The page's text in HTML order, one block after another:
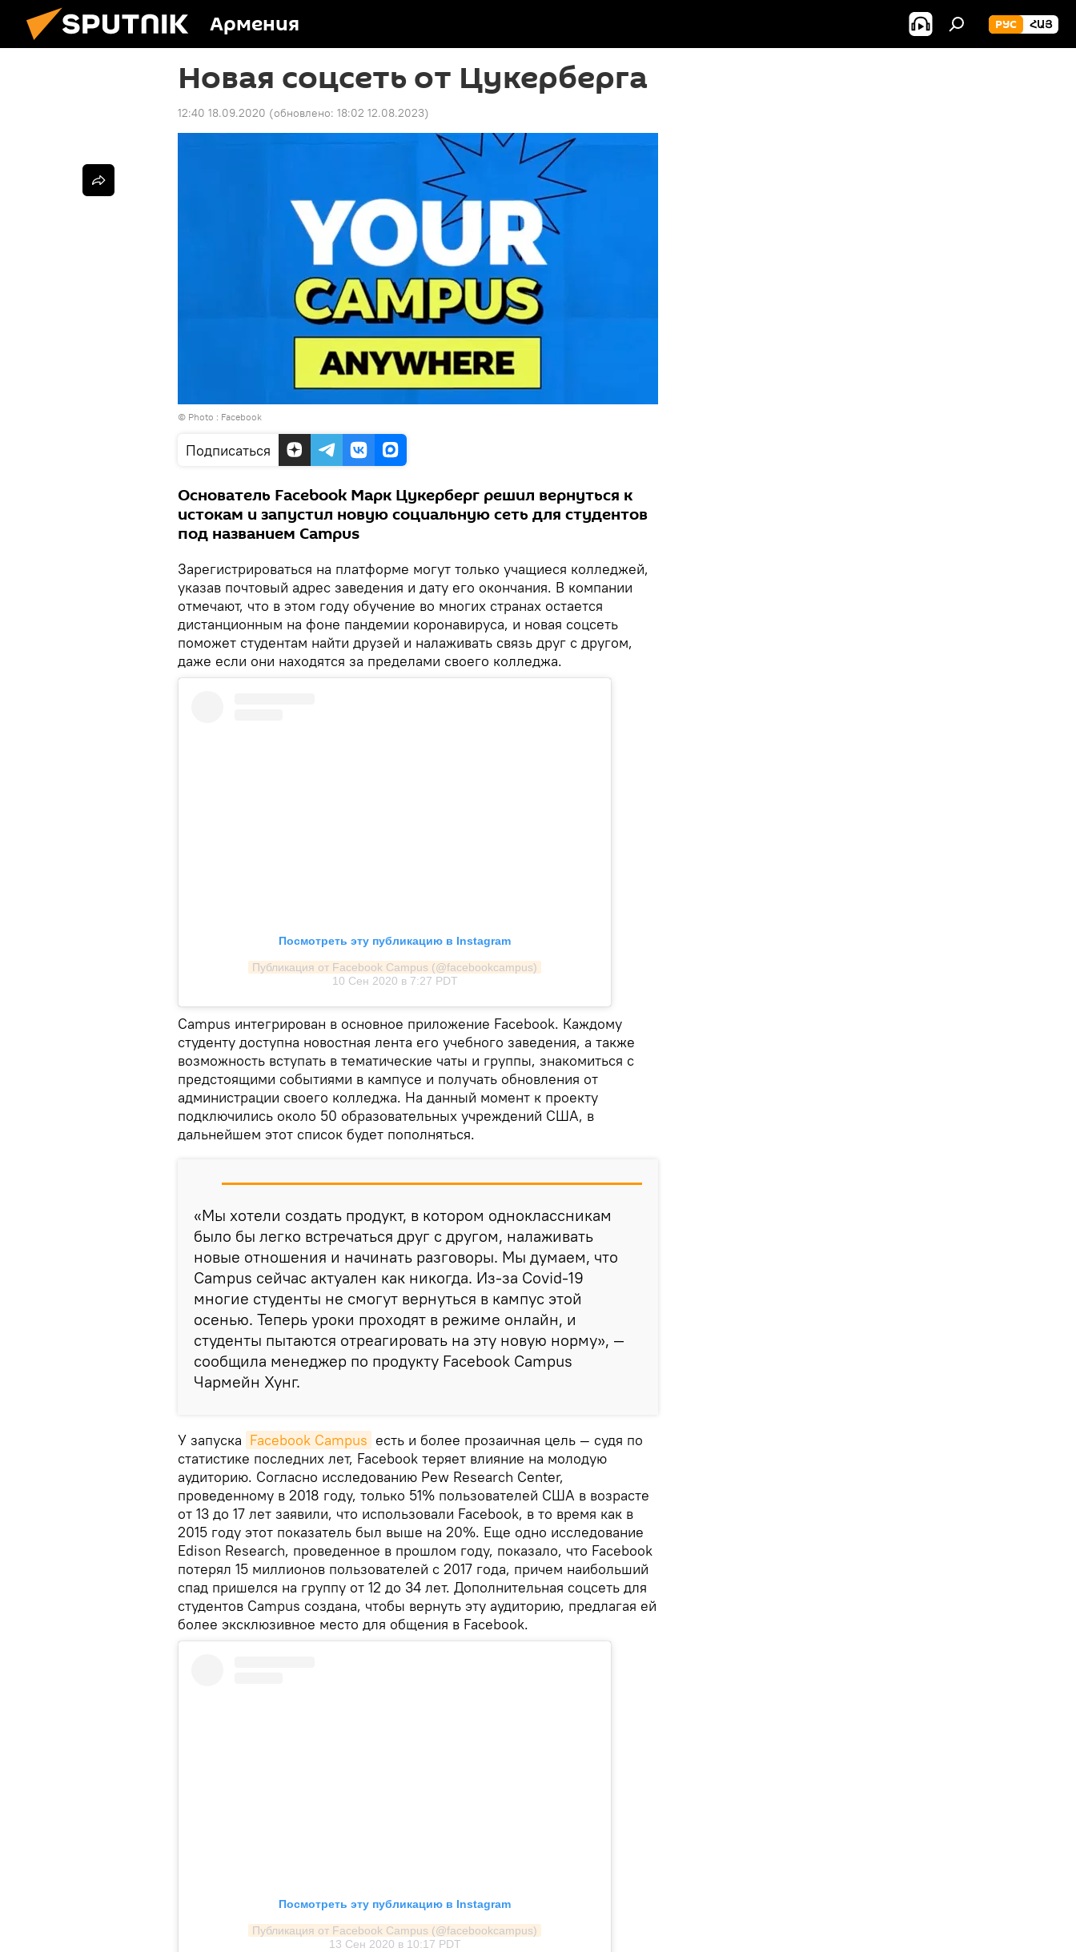
Армения РУС ՀԱՅ
Новая соцсеть от Цукерберга
12:40 18.09.2020 (обновлено: 18:02 12.08.2023)
© Photo : Facebook
Подписаться
Основатель Facebook Марк Цукерберг решил вернуться к
истокам и запустил новую социальную сеть для студентов
под названием Cаmpus
Зарегистрироваться на платформе могут только учащиеся колледжей,
указав почтовый адрес заведения и дату его окончания. В компании
отмечают, что в этом году обучение во многих странах остается
дистанционным на фоне пандемии коронавируса, и новая соцсеть
поможет студентам найти друзей и налаживать связь друг с другом,
даже если они находятся за пределами своего колледжа.
Посмотреть эту публикацию в Instagram
Публикация от Facebook Campus (@facebookcampus)
10 Сен 2020 в 7:27 PDT
Campus интегрирован в основное приложение Facebook. Каждому
студенту доступна новостная лента его учебного заведения, а также
возможность вступать в тематические чаты и группы, знакомиться с
предстоящими событиями в кампусе и получать обновления от
администрации своего колледжа. На данный момент к проекту
подключились около 50 образовательных учреждений США, в
дальнейшем этот список будет пополняться.
«Мы хотели создать продукт, в котором одноклассникам
было бы легко встречаться друг с другом, налаживать
новые отношения и начинать разговоры. Мы думаем, что
Campus сейчас актуален как никогда. Из-за Covid-19
многие студенты не смогут вернуться в кампус этой
осенью. Теперь уроки проходят в режиме онлайн, и
студенты пытаются отреагировать на эту новую норму», —
сообщила менеджер по продукту Facebook Campus
Чармейн Хунг.
У запуска Facebook Campus есть и более прозаичная цель — судя по
статистике последних лет, Facebook теряет влияние на молодую
аудиторию. Согласно исследованию Pew Research Center,
проведенному в 2018 году, только 51% пользователей США в возрасте
от 13 до 17 лет заявили, что использовали Facebook, в то время как в
2015 году этот показатель был выше на 20%. Еще одно исследование
Edison Research, проведенное в прошлом году, показало, что Facebook
потерял 15 миллионов пользователей с 2017 года, причем наибольший
спад пришелся на группу от 12 до 34 лет. Дополнительная соцсеть для
студентов Campus создана, чтобы вернуть эту аудиторию, предлагая ей
более эксклюзивное место для общения в Facebook.
Посмотреть эту публикацию в Instagram
Публикация от Facebook Campus (@facebookcampus)
13 Сен 2020 в 10:17 PDT